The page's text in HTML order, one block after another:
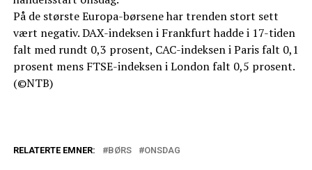
På de største Europa-børsene har trenden stort sett
vært negativ. DAX-indeksen i Frankfurt hadde i 17-tiden
falt med rundt 0,3 prosent, CAC-indeksen i Paris falt 0,1
prosent mens FTSE-indeksen i London falt 0,5 prosent.
(©NTB)
RELATERTE EMNER: BØRS ONSDAG